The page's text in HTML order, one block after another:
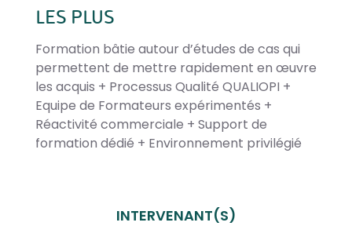
LES PLUS
Formation bâtie autour d’études de cas qui
permettent de mettre rapidement en œuvre
les acquis + Processus Qualité QUALIOPI +
Equipe de Formateurs expérimentés +
Réactivité commerciale + Support de
formation dédié + Environnement privilégié
INTERVENANT(S)